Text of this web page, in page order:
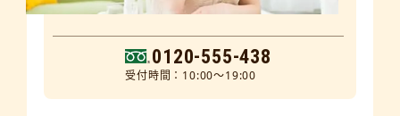
0120-555-438
受付時間：10:00～19:00